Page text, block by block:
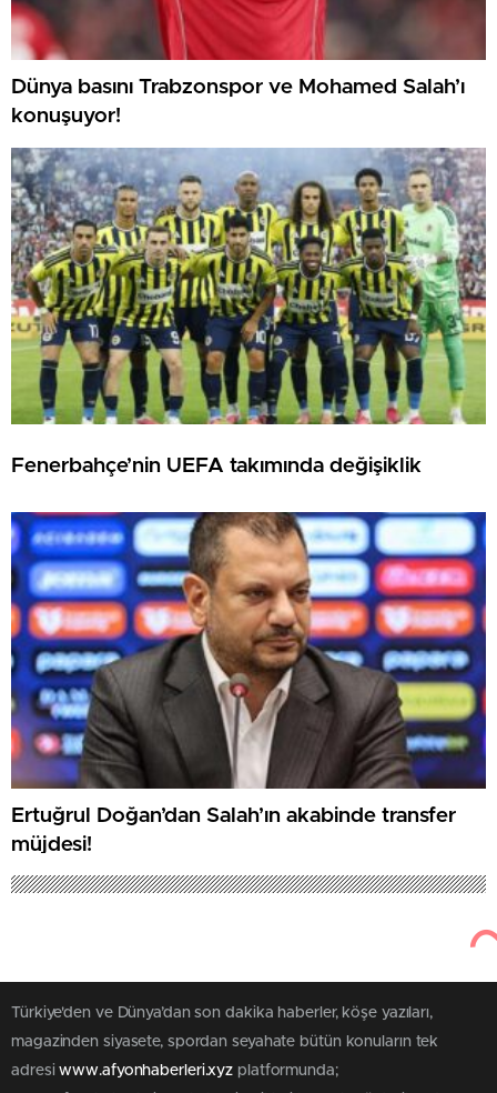
Dünya basını Trabzonspor ve Mohamed Salah’ı
konuşuyor!
Fenerbahçe’nin UEFA takımında değişiklik
Ertuğrul Doğan’dan Salah’ın akabinde transfer
müjdesi!
Türkiye'den ve Dünya’dan son dakika haberler, köşe yazıları,
magazinden siyasete, spordan seyahate bütün konuların tek
adresiwww.afyonhaberleri.xyz platformunda;